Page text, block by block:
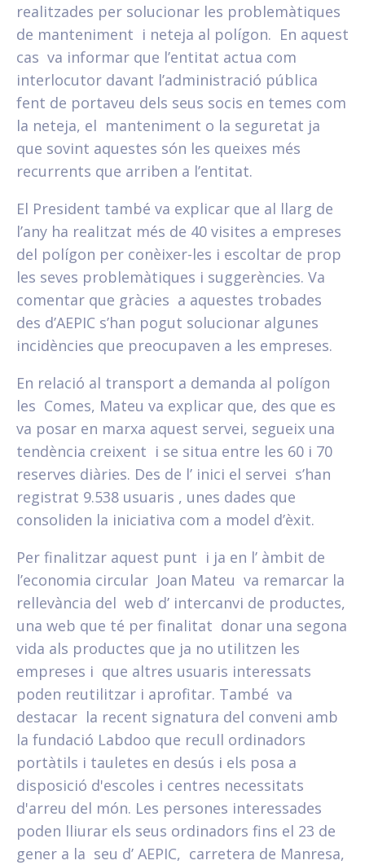
realitzades per solucionar les problemàtiques
de manteniment i neteja al polígon. En aquest
cas va informar que l’entitat actua com
interlocutor davant l’administració pública
fent de portaveu dels seus socis en temes com
la neteja, el manteniment o la seguretat ja
que sovint aquestes són les queixes més
recurrents que arriben a l’entitat.
El President també va explicar que al llarg de
l’any ha realitzat més de 40 visites a empreses
del polígon per conèixer-les i escoltar de prop
les seves problemàtiques i suggerències. Va
comentar que gràcies a aquestes trobades
des d’AEPIC s’han pogut solucionar algunes
incidències que preocupaven a les empreses.
En relació al transport a demanda al polígon
les Comes, Mateu va explicar que, des que es
va posar en marxa aquest servei, segueix una
tendència creixent i se situa entre les 60 i 70
reserves diàries. Des de l’ inici el servei s’han
registrat 9.538 usuaris , unes dades que
consoliden la iniciativa com a model d’èxit.
Per finalitzar aquest punt i ja en l’ àmbit de
l’economia circular Joan Mateu va remarcar la
rellevància del web d’ intercanvi de productes,
una web que té per finalitat donar una segona
vida als productes que ja no utilitzen les
empreses i que altres usuaris interessats
poden reutilitzar i aprofitar. També va
destacar la recent signatura del conveni amb
la fundació Labdoo que recull ordinadors
portàtils i tauletes en desús i els posa a
disposició d'escoles i centres necessitats
d'arreu del món. Les persones interessades
poden lliurar els seus ordinadors fins el 23 de
gener a la seu d’ AEPIC, carretera de Manresa,